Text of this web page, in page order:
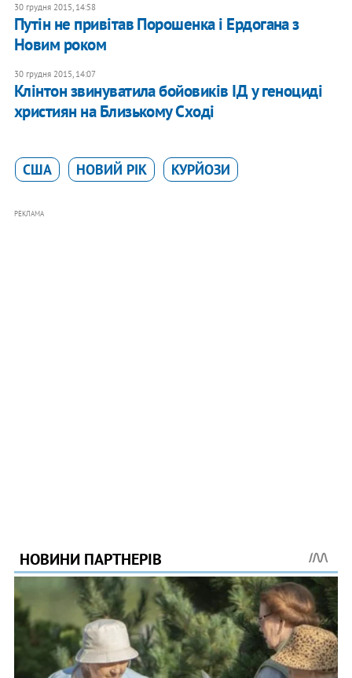
30 грудня 2015, 14:58
Путін не привітав Порошенка і Ердогана з
Новим роком
30 грудня 2015, 14:07
Клінтон звинуватила бойовиків ІД у геноциді
християн на Близькому Сході
США НОВИЙ РІК КУРЙОЗИ
РЕКЛАМА